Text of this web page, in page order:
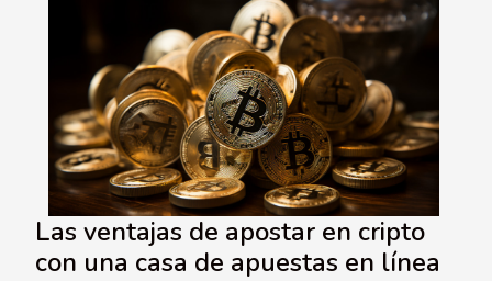
Las ventajas de apostar en cripto
con una casa de apuestas en línea